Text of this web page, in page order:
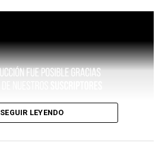
SEGUIR LEYENDO